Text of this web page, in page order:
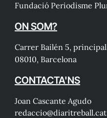
Fundació Periodisme
ON SOM?
Carrer Bailén 5,
08010, Barcelona
CONTACTA'NS
Joan Cascante Agudo
redaccio@diaritreball.cat